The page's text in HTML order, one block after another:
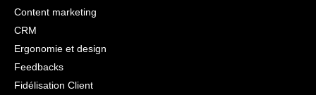
Content marketing
CRM
Ergonomie et design
Feedbacks
Fidélisation Client